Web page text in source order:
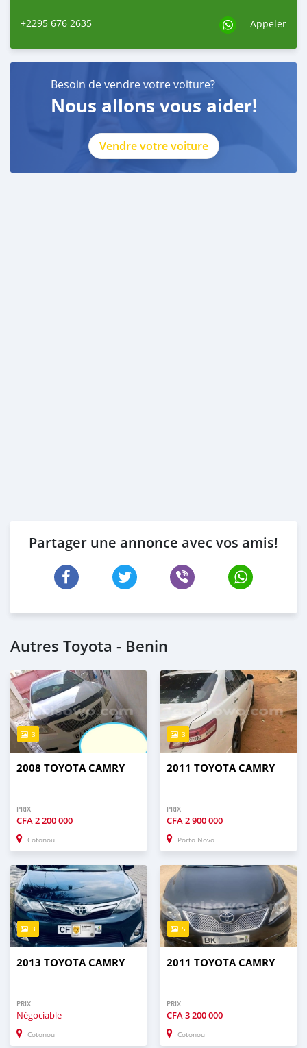
+2295 676 2635 Appeler
Besoin de vendre votre voiture?
Nous allons vous aider!
Vendre votre voiture
Partager une annonce avec vos amis!
Autres Toyota - Benin
3
2008 TOYOTA CAMRY
PRIX
CFA2 200 000
Cotonou
3
2011 TOYOTA CAMRY
PRIX
CFA2 900 000
Porto Novo
3
2013 TOYOTA CAMRY
PRIX
Négociable
Cotonou
5
2011 TOYOTA CAMRY
PRIX
CFA3 200 000
Cotonou